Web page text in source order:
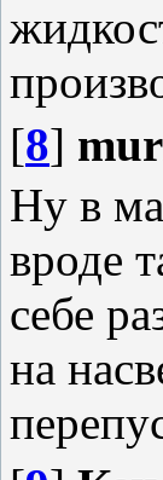
[8]
Ну в
вроде
себе
на